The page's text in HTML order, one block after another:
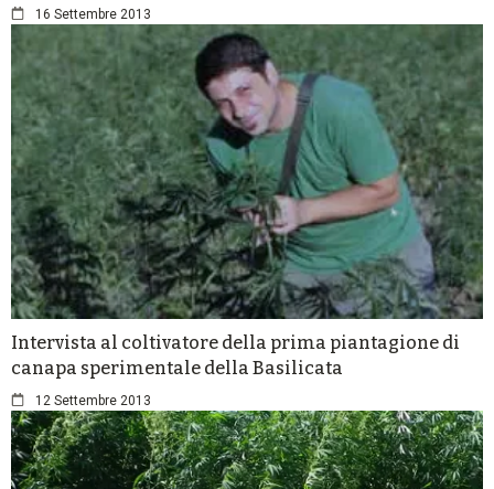
16 Settembre 2013
Intervista al coltivatore della prima piantagione di
canapa sperimentale della Basilicata
12 Settembre 2013